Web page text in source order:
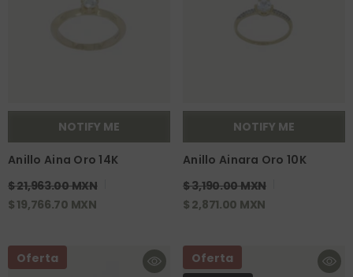
NOTIFY ME
Anillo Aina Oro 14K
$ 21,963.00 MXN
$ 19,766.70 MXN
NOTIFY ME
Anillo Ainara Oro 10K
$ 3,190.00 MXN
$ 2,871.00 MXN
Oferta
Oferta